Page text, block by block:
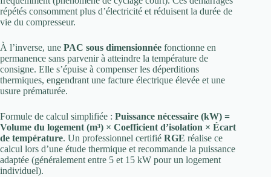
répétés consomment plus d’électricité et réduisent la durée de
vie du compresseur.
À l’inverse, une PAC sous dimensionnée fonctionne en
permanence sans parvenir à atteindre la température de
consigne. Elle s’épuise à compenser les déperditions
thermiques, engendrant une facture électrique élevée et une
usure prématurée.
Formule de calcul simplifiée : Puissance nécessaire (kW) =
Volume du logement (m³) × Coefficient d’isolation × Écart
de température. Un professionnel certifié RGE réalise ce
calcul lors d’une étude thermique et recommande la puissance
adaptée (généralement entre 5 et 15 kW pour un logement
individuel).